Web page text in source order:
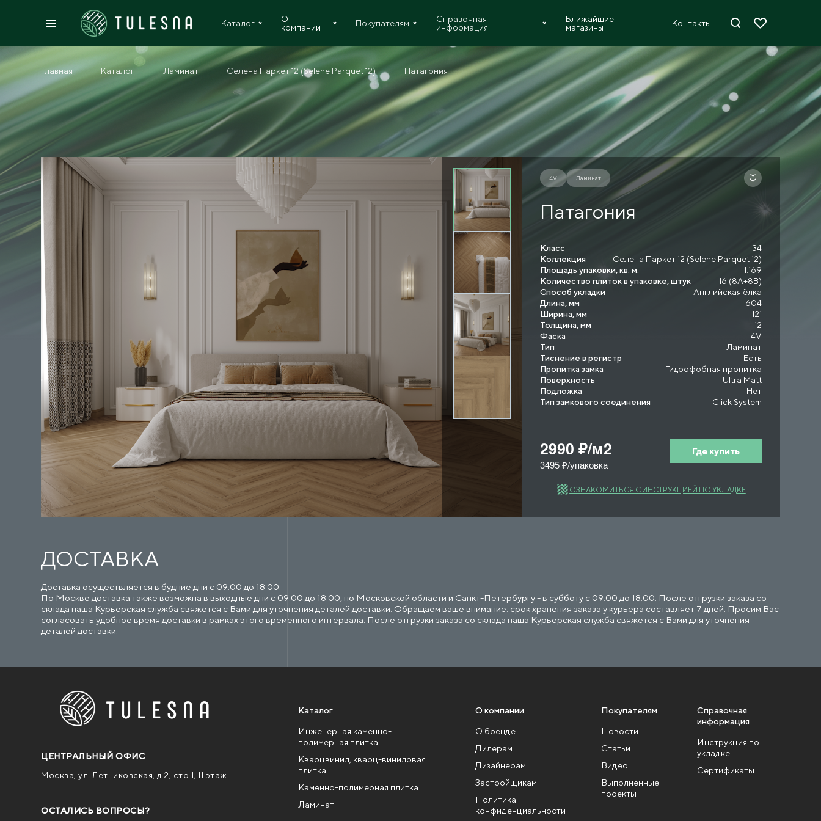
Каталог
О
компании
Покупателям
Справочная
информация
Ближайшие
магазины
Контакты
Главная Каталог Ламинат Селена Паркет 12 (Selene Parquet 12) Патагония
4V Ламинат
Патагония
Класс
34
Коллекция
Селена Паркет 12 (Selene Parquet 12)
Площадь упаковки, кв. м.
1.169
Количество плиток в упаковке, штук
16 (8A+8B)
Способ укладки
Английская ёлка
Длина, мм
604
Ширина, мм
121
Толщина, мм
12
Фаска
4V
Тип
Ламинат
Тиснение в регистр
Есть
Пропитка замка
Гидрофобная пропитка
Поверхность
Ultra Matt
Подложка
Нет
Тип замкового соединения
Click System
2990 ₽/м2
3495 ₽/упаковка
Где купить
ОЗНАКОМИТЬСЯ С ИНСТРУКЦИЕЙ ПО УКЛАДКЕ
ДОСТАВКА
Доставка осуществляется в будние дни с 09.00 до 18.00.
По Москве доставка также возможна в выходные дни с 09.00 до 18.00, по Московской области и Санкт-Петербургу - в субботу с 09.00 до 18.00. После отгрузки заказа со
склада наша Курьерская служба свяжется с Вами для уточнения деталей доставки. Обращаем ваше внимание: срок хранения заказа у курьера составляет 7 дней. Просим Вас
согласовать удобное время доставки в рамках этого временного интервала. После отгрузки заказа со склада наша Курьерская служба свяжется с Вами для уточнения
деталей доставки.
ЦЕНТРАЛЬНЫЙ ОФИС
Москва, ул. Летниковская, д.2, стр.1, 11 этаж
ОСТАЛИСЬ ВОПРОСЫ?
Каталог
Инженерная каменно-
полимерная плитка
Кварцвинил, кварц-виниловая
плитка
Каменно-полимерная плитка
Ламинат
О компании
О бренде
Дилерам
Дизайнерам
Застройщикам
Политика
конфиденциальности
Покупателям
Новости
Статьи
Видео
Выполненные
проекты
Справочная
информация
Инструкция по
укладке
Сертификаты